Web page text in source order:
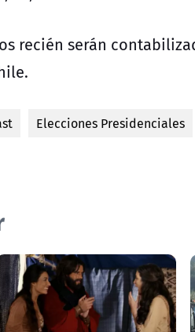
recién serán
Elecciones Presidenciales